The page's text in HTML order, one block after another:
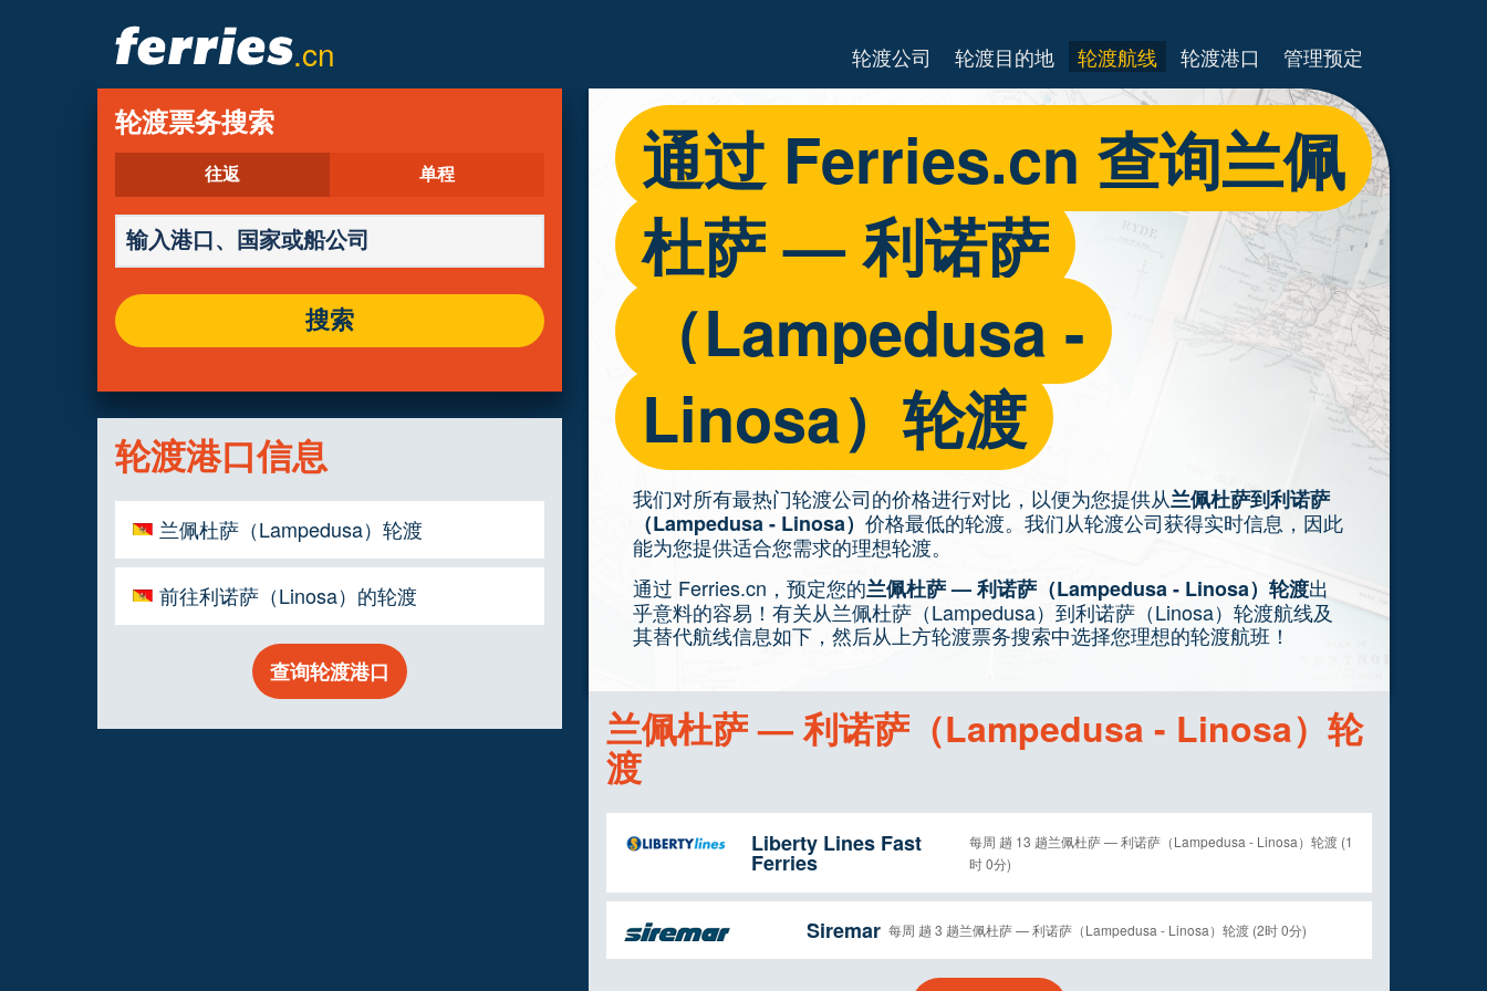
.cn 轮渡公司 轮渡目的地 轮渡航线 轮渡港口 管理预定
轮渡票务搜索
往返 单程
搜索
轮渡港口信息
兰佩杜萨（Lampedusa）轮渡
前往利诺萨（Linosa）的轮渡
查询轮渡港口
通过 Ferries.cn 查询兰佩
杜萨 — 利诺萨
（Lampedusa -
Linosa）轮渡
我们对所有最热门轮渡公司的价格进行对比，以便为您提供从兰佩杜萨到利诺萨
（Lampedusa - Linosa） 价格最低的轮渡。我们从轮渡公司获得实时信息，因此
能为您提供适合您需求的理想轮渡。
通过 Ferries.cn，预定您的兰佩杜萨 — 利诺萨（Lampedusa - Linosa）轮渡出
乎意料的容易！有关从兰佩杜萨（Lampedusa）到利诺萨（Linosa）轮渡航线及
其替代航线信息如下，然后从上方轮渡票务搜索中选择您理想的轮渡航班！
兰佩杜萨 — 利诺萨（Lampedusa - Linosa）轮
渡
Liberty Lines Fast
Ferries
每周 趟 13 趟兰佩杜萨 — 利诺萨（Lampedusa - Linosa）轮渡 (1
时 0分)
Siremar 每周 趟 3 趟兰佩杜萨 — 利诺萨（Lampedusa - Linosa）轮渡 (2时 0分)